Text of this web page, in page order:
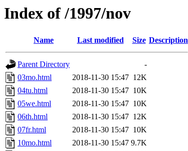
Index of /1997/nov
Name Last modified Size Description
Parent Directory
-
03mo.html
2018-11-30 15:47 12K
04tu.html
2018-11-30 15:47 10K
05we.html
2018-11-30 15:47 10K
06th.html
2018-11-30 15:47 12K
07fr.html
2018-11-30 15:47 10K
10mo.html
2018-11-30 15:47 9.7K